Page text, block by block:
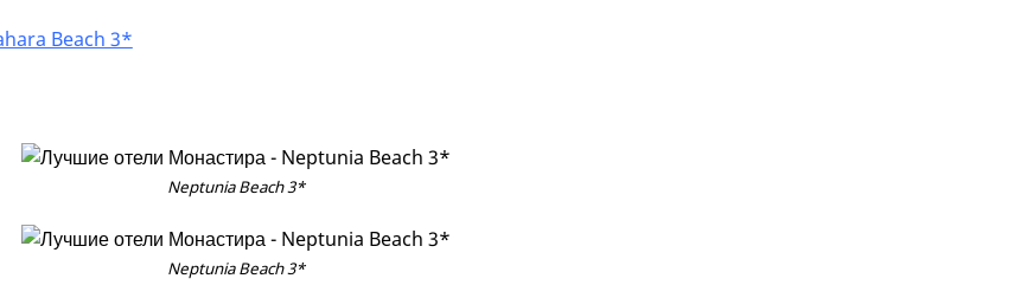
Beach 3*
Neptunia Beach 3*
Neptunia Beach 3*